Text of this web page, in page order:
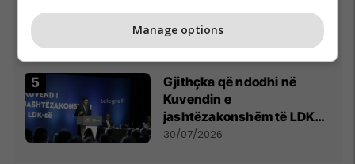
Ekonomisë në Prizren
Gjithçka që ndodhi në
Kuvendin e
jashtëzakonshëm të LDK-
së
30/07/2026
Manage options